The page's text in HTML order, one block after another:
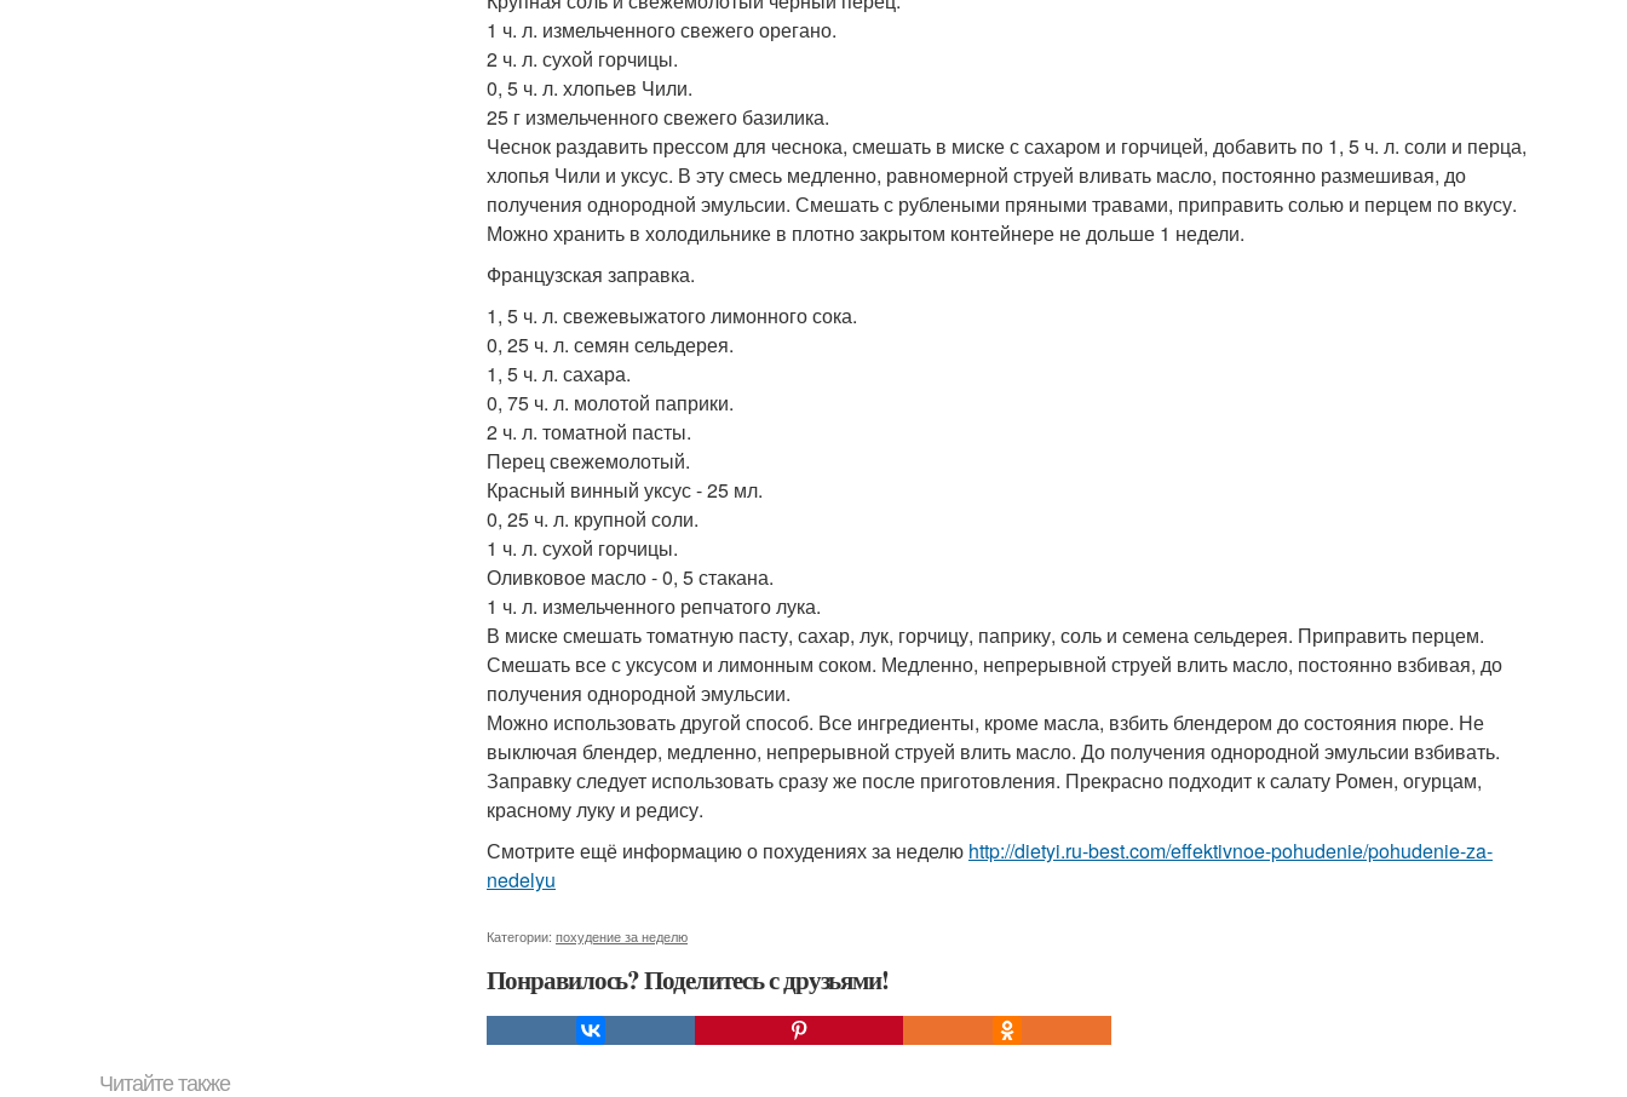
1 ч. л. измельченного свежего орегано.
2 ч. л. сухой горчицы.
0, 5 ч. л. хлопьев Чили.
25 г измельченного свежего базилика.
Чеснок раздавить прессом для чеснока, смешать в миске с сахаром и горчицей, добавить по 1, 5 ч. л. соли и перца,
хлопья Чили и уксус. В эту смесь медленно, равномерной струей вливать масло, постоянно размешивая, до
получения однородной эмульсии. Смешать с рублеными пряными травами, приправить солью и перцем по вкусу.
Можно хранить в холодильнике в плотно закрытом контейнере не дольше 1 недели.
Французская заправка.
1, 5 ч. л. свежевыжатого лимонного сока.
0, 25 ч. л. семян сельдерея.
1, 5 ч. л. сахара.
0, 75 ч. л. молотой паприки.
2 ч. л. томатной пасты.
Перец свежемолотый.
Красный винный уксус - 25 мл.
0, 25 ч. л. крупной соли.
1 ч. л. сухой горчицы.
Оливковое масло - 0, 5 стакана.
1 ч. л. измельченного репчатого лука.
В миске смешать томатную пасту, сахар, лук, горчицу, паприку, соль и семена сельдерея. Приправить перцем.
Смешать все с уксусом и лимонным соком. Медленно, непрерывной струей влить масло, постоянно взбивая, до
получения однородной эмульсии.
Можно использовать другой способ. Все ингредиенты, кроме масла, взбить блендером до состояния пюре. Не
выключая блендер, медленно, непрерывной струей влить масло. До получения однородной эмульсии взбивать.
Заправку следует использовать сразу же после приготовления. Прекрасно подходит к салату Ромен, огурцам,
красному луку и редису.
Смотрите ещё информацию о похудениях за неделю http://dietyi.ru-best.com/effektivnoe-pohudenie/pohudenie-za-
nedelyu
Категории: похудение за неделю
Понравилось? Поделитесь с друзьями!
Читайте также